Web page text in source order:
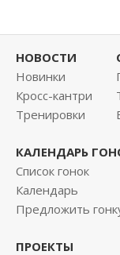
НОВОСТИ
Новинки
Кросс-кантри
Тренировки
КАЛЕНДАРЬ
Список гонок
Календарь
Предложить
ПРОЕКТЫ